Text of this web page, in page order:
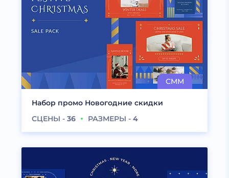
Набор промо Новогодние скидки
СЦЕНЫ - 36 РАЗМЕРЫ - 4